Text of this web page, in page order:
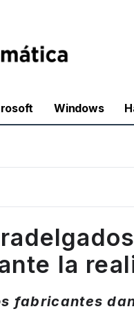
Windows
la
fabricantes